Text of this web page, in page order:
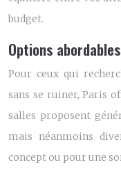
budget.
Options
Pour ceux qui
sans se ruiner, Paris
salles proposent
mais néanmoins
concept ou pour une